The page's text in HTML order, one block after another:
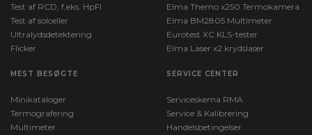
Test af RCD, f.eks. HpFI
Test af solceller
Ultralydsdetektering
Flicker
Elma Themo x250 Termokamera
Elma BM2805 Multimeter
Eurotest XC KLS-tester
Elma Laser x2 krydslaser
MEST BESØGTE
Minikataloger
Termografering
Multimeter
SERVICE CENTER
Serviceskema RMA
Service & Kalibrering
Handelsbetingelser